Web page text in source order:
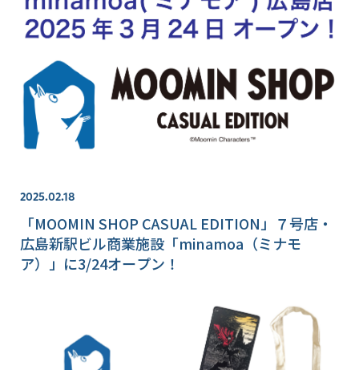
2025.02.18
「MOOMIN SHOP CASUAL EDITION」７号店・
広島新駅ビル商業施設「minamoa（ミナモ
ア）」に3/24オープン！